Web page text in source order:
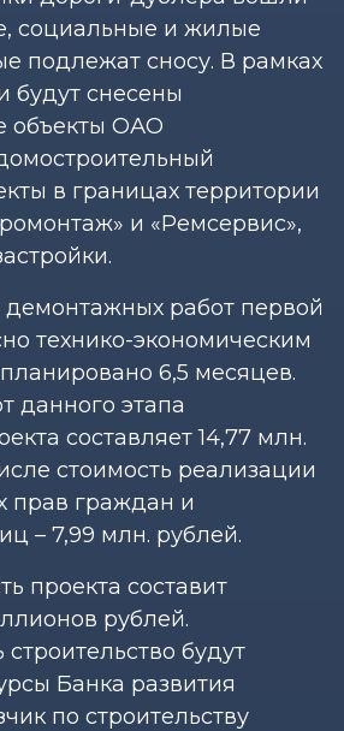
социальные и жилые
подлежат сносу. В рамках
будут снесены
объекты ОАО
в границах территории
и «Ремсервис»,
работ первой
технико-экономическим
6,5 месяцев.
данного этапа
составляет 14,77 млн.
стоимость реализации
прав граждан и
– 7,99 млн. рублей.
проекта составит
рублей.
будут
Банка развития
по строительству